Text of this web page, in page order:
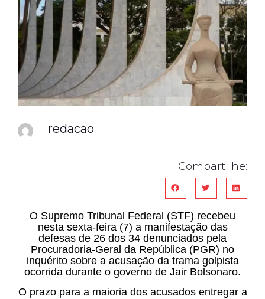
redacao
Compartilhe:
O Supremo Tribunal Federal (STF) recebeu
nesta sexta-feira (7) a manifestação das
defesas de 26 dos 34 denunciados pela
Procuradoria-Geral da República (PGR) no
inquérito sobre a acusação da trama golpista
ocorrida durante o governo de Jair Bolsonaro.
O prazo para a maioria dos acusados entregar a